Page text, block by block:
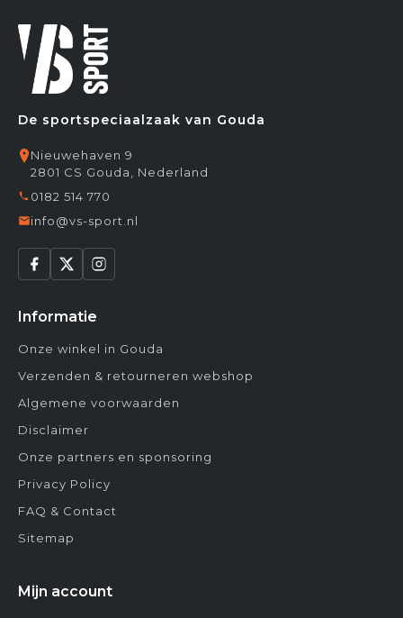
De sportspeciaalzaak van Gouda
Nieuwehaven 9
2801 CS Gouda, Nederland
0182 514 770
info@vs-sport.nl
Informatie
Onze winkel in Gouda
Verzenden & retourneren webshop
Algemene voorwaarden
Disclaimer
Onze partners en sponsoring
Privacy Policy
FAQ & Contact
Sitemap
Mijn account